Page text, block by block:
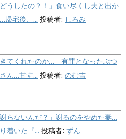
どうしたの？！」食い尽くし夫と出か
帰宅後、... 投稿者: しろみ
きてくれたのか…」有罪となったぶつ
ん…甘す... 投稿者: のむ吉
謝らないんだ？」謝るのをやめた妻…
着いた『... 投稿者: ずん